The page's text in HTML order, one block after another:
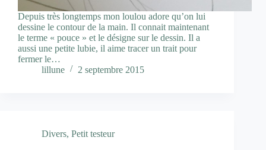
Depuis très longtemps mon loulou adore qu’on lui
dessine le contour de la main. Il connait maintenant
le terme « pouce » et le désigne sur le dessin. Il a
aussi une petite lubie, il aime tracer un trait pour
fermer le…
lillune
2 septembre 2015
Divers, Petit testeur